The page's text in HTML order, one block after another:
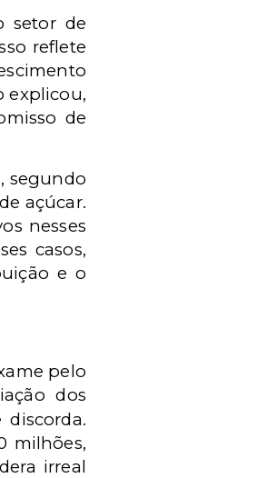
setor de
reflete
explicou,
de
segundo
açúcar.
nesses
casos,
e o
pelo
dos
milhões,
irreal